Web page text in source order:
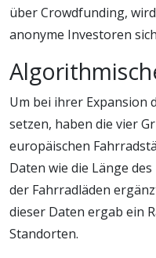
über Crowdfunding,
anonyme Investoren
Um bei ihrer Expansion
setzen, haben die vier
europäischen
Daten wie die Länge
der Fahrradläden
dieser Daten ergab ein
Standorten.